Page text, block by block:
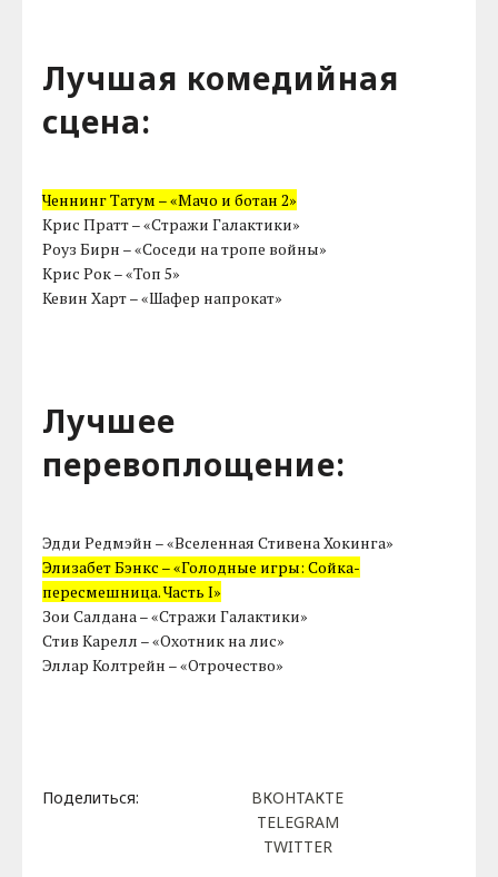
Лучшая комедийная
сцена:
Ченнинг Татум – «Мачо и ботан 2»
Крис Пратт – «Стражи Галактики»
Роуз Бирн – «Соседи на тропе войны»
Крис Рок – «Топ 5»
Кевин Харт – «Шафер напрокат»
Лучшее
перевоплощение:
Эдди Редмэйн – «Вселенная Стивена Хокинга»
Элизабет Бэнкс – «Голодные игры: Сойка-
пересмешница. Часть I»
Зои Салдана – «Стражи Галактики»
Стив Карелл – «Охотник на лис»
Эллар Колтрейн – «Отрочество»
Поделиться:
ВКОНТАКТЕ
TELEGRAM
TWITTER